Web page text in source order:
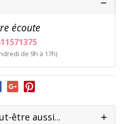
écoute
de 9h à 17h)
être aussi...